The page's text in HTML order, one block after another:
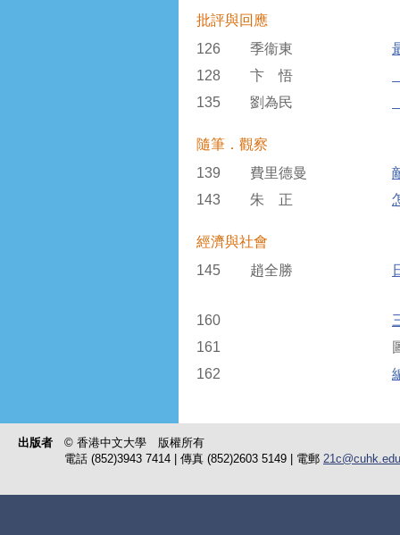
批評與回應
126
季衞東
128
卞 悟
135
劉為民
隨筆．觀察
139
費里德曼
143
朱 正
經濟與社會
145
趙全勝
160
161
162
出版者 © 香港中文大學 版權所有
電話 (852)3943 7414 | 傳真 (852)2603 5149 | 電郵